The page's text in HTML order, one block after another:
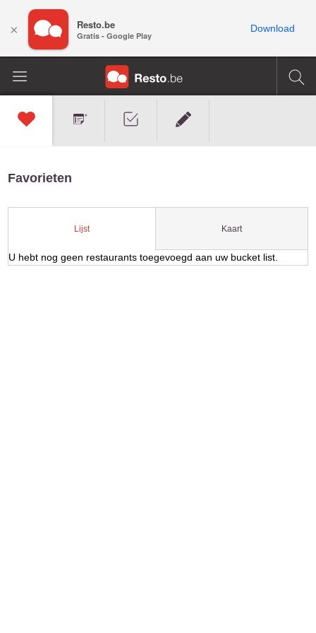
Favorieten
Lijst Kaart
U hebt nog geen restaurants toegevoegd aan uw bucket list.
× Resto.be
Gratis - Google Play
Download